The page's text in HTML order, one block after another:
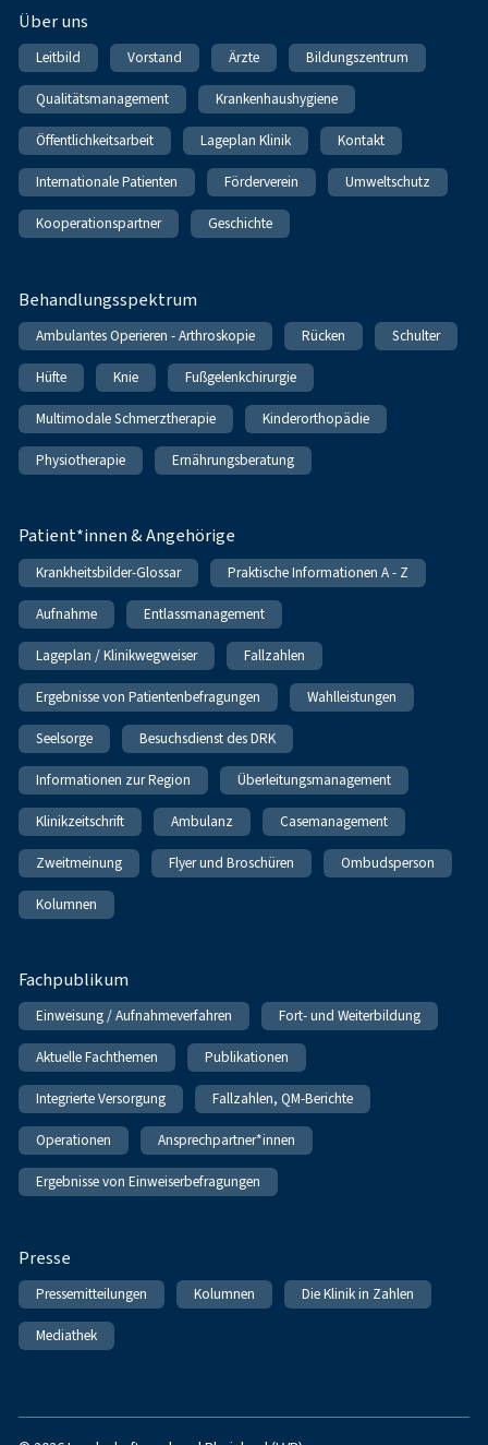
Über uns
Leitbild Vorstand Ärzte Bildungszentrum
Qualitätsmanagement Krankenhaushygiene
Öffentlichkeitsarbeit Lageplan Klinik Kontakt
Internationale Patienten Förderverein Umweltschutz
Kooperationspartner Geschichte
Behandlungsspektrum
Ambulantes Operieren - Arthroskopie Rücken Schulter
Hüfte Knie Fußgelenkchirurgie
Multimodale Schmerztherapie Kinderorthopädie
Physiotherapie Ernährungsberatung
Patient*innen & Angehörige
Krankheitsbilder-Glossar Praktische Informationen A - Z
Aufnahme Entlassmanagement
Lageplan / Klinikwegweiser Fallzahlen
Ergebnisse von Patientenbefragungen Wahlleistungen
Seelsorge Besuchsdienst des DRK
Informationen zur Region Überleitungsmanagement
Klinikzeitschrift Ambulanz Casemanagement
Zweitmeinung Flyer und Broschüren Ombudsperson
Kolumnen
Fachpublikum
Einweisung / Aufnahmeverfahren Fort- und Weiterbildung
Aktuelle Fachthemen Publikationen
Integrierte Versorgung Fallzahlen, QM-Berichte
Operationen Ansprechpartner*innen
Ergebnisse von Einweiserbefragungen
Presse
Pressemitteilungen Kolumnen Die Klinik in Zahlen
Mediathek